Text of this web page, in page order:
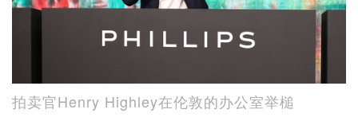
拍卖官Henry Highley在伦敦的办公室举槌